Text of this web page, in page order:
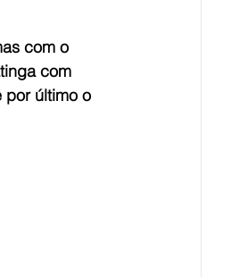
com o
com
por último o